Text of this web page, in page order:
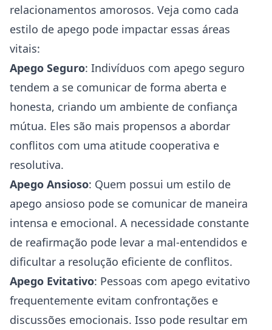
relacionamentos amorosos. Veja como cada
estilo de apego pode impactar essas áreas
vitais:
Apego Seguro: Indivíduos com apego seguro
tendem a se comunicar de forma aberta e
honesta, criando um ambiente de confiança
mútua. Eles são mais propensos a abordar
conflitos com uma atitude cooperativa e
resolutiva.
Apego Ansioso: Quem possui um estilo de
apego ansioso pode se comunicar de maneira
intensa e emocional. A necessidade constante
de reafirmação pode levar a mal-entendidos e
dificultar a resolução eficiente de conflitos.
Apego Evitativo: Pessoas com apego evitativo
frequentemente evitam confrontações e
discussões emocionais. Isso pode resultar em